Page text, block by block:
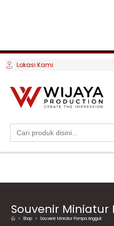
Lokasi Kami
Search
for:
Souvenir
> Shop > Souvenir Miniatur Pompa Angguk